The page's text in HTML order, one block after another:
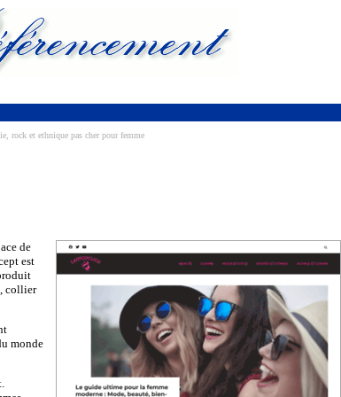
rock et ethnique pas cher pour femme
de
est
collier
monde